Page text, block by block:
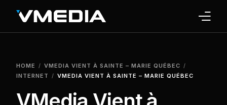
HOME
VMEDIA VIENT À SAINTE – MARIE QUÉBEC
INTERNET
VMEDIA VIENT À SAINTE – MARIE QUÉBEC
TV
PHONE